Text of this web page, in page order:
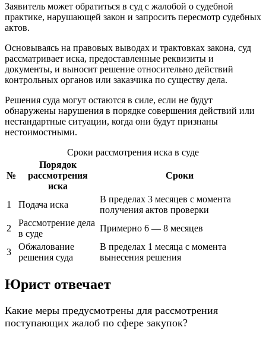
Заявитель может обратиться в суд с жалобой о судебной
практике, нарушающей закон и запросить пересмотр судебных
актов.
Основываясь на правовых выводах и трактовках закона, суд
рассматривает иска, предоставленные реквизиты и
документы, и выносит решение относительно действий
контрольных органов или заказчика по существу дела.
Решения суда могут остаются в силе, если не будут
обнаружены нарушения в порядке совершения действий или
нестандартные ситуации, когда они будут признаны
нестоимостными.
Сроки рассмотрения иска в суде
№
Порядок
рассмотрения
иска
Сроки
1 Подача иска
В пределах 3 месяцев с момента
получения актов проверки
2
Рассмотрение дела
в суде
Примерно 6 — 8 месяцев
3
Обжалование
решения суда
В пределах 1 месяца с момента
вынесения решения
Юрист отвечает
Какие меры предусмотрены для рассмотрения
поступающих жалоб по сфере закупок?